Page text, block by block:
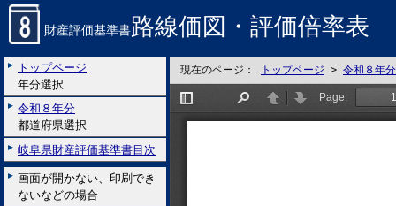
財産評価基準書路線価図・評価倍率表
トップページ
年分選択
令和８年分
都道府県選択
岐阜県財産評価基準書目次
画面が開かない、印刷でき
ないなどの場合
現在のページ： トップページ > 令和８年分